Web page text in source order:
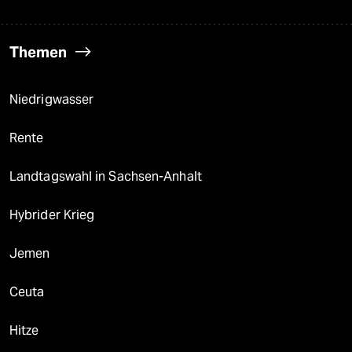
Themen
Niedrigwasser
Rente
Landtagswahl in Sachsen-Anhalt
Hybrider Krieg
Jemen
Ceuta
Hitze